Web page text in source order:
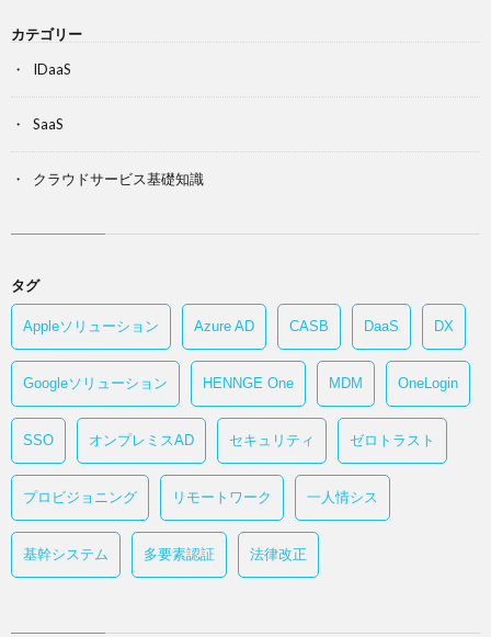
カテゴリー
IDaaS
SaaS
クラウドサービス基礎知識
タグ
Appleソリューション Azure AD CASB DaaS DX
Googleソリューション HENNGE One MDM OneLogin
SSO オンプレミスAD セキュリティ ゼロトラスト
プロビジョニング リモートワーク 一人情シス
基幹システム 多要素認証 法律改正